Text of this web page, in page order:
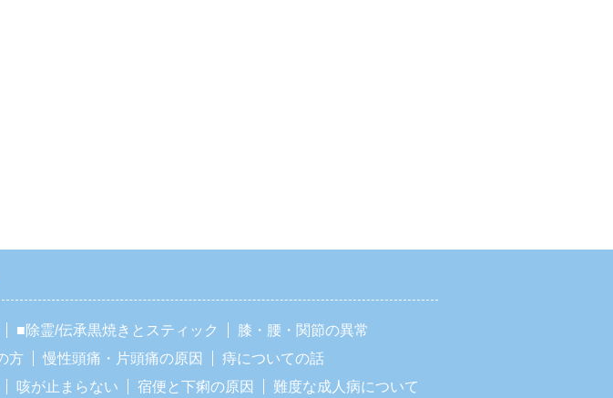
■除霊/伝承黒焼きとスティック
膝・腰・関節の異常
方 慢性頭痛・片頭痛の原因
痔についての話
咳が止まらない 宿便と下痢の原因
難度な成人病について